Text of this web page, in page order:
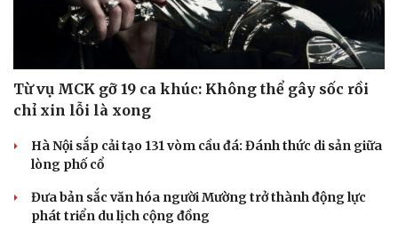
Từ vụ MCK gỡ 19 ca khúc: Không thể gây sốc rồi
chỉ xin lỗi là xong
Hà Nội sắp cải tạo 131 vòm cầu đá: Đánh thức di sản giữa
lòng phố cổ
Đưa bản sắc văn hóa người Mường trở thành động lực
phát triển du lịch cộng đồng